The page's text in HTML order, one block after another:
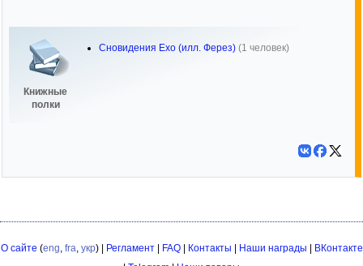
Книжные
полки
Сновидения Ехо (илл. Ферез) (1 человек)
О сайте (eng, fra, укр) | Регламент| FAQ| Контакты Наши награды
ВКонтакте